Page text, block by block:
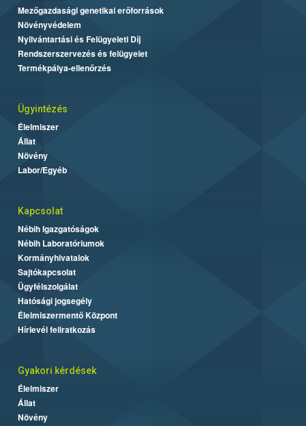
Mezőgazdasági genetikai erőforrások
Növényvédelem
Nyilvántartási és Felügyeleti Díj
Rendszerszervezés és felügyelet
Termékpálya-ellenőrzés
Ügyintézés
Élelmiszer
Állat
Növény
Labor/Egyéb
Kapcsolat
Nébih Igazgatóságok
Nébih Laboratóriumok
Kormányhivatalok
Sajtókapcsolat
Ügyfélszolgálat
Hatósági jogsegély
Élelmiszermentő Központ
Hírlevél feliratkozás
Gyakori kérdések
Élelmiszer
Állat
Növény